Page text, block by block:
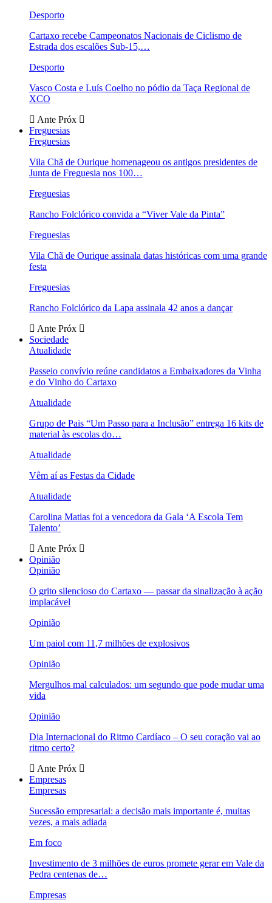
Desporto
Cartaxo recebe Campeonatos Nacionais de Ciclismo de
Estrada dos escalões Sub-15,…
Desporto
Vasco Costa e Luís Coelho no pódio da Taça Regional de
XCO
Ante Próx
Freguesias
Freguesias
Vila Chã de Ourique homenageou os antigos presidentes de
Junta de Freguesia nos 100…
Freguesias
Rancho Folclórico convida a “Viver Vale da Pinta”
Freguesias
Vila Chã de Ourique assinala datas históricas com uma grande
festa
Freguesias
Rancho Folclórico da Lapa assinala 42 anos a dançar
Ante Próx
Sociedade
Atualidade
Passeio convívio reúne candidatos a Embaixadores da Vinha
e do Vinho do Cartaxo
Atualidade
Grupo de Pais “Um Passo para a Inclusão” entrega 16 kits de
material às escolas do…
Atualidade
Vêm aí as Festas da Cidade
Atualidade
Carolina Matias foi a vencedora da Gala ‘A Escola Tem
Talento’
Ante Próx
Opinião
Opinião
O grito silencioso do Cartaxo — passar da sinalização à ação
implacável
Opinião
Um paiol com 11,7 milhões de explosivos
Opinião
Mergulhos mal calculados: um segundo que pode mudar uma
vida
Opinião
Dia Internacional do Ritmo Cardíaco – O seu coração vai ao
ritmo certo?
Ante Próx
Empresas
Empresas
Sucessão empresarial: a decisão mais importante é, muitas
vezes, a mais adiada
Em foco
Investimento de 3 milhões de euros promete gerar em Vale da
Pedra centenas de…
Empresas